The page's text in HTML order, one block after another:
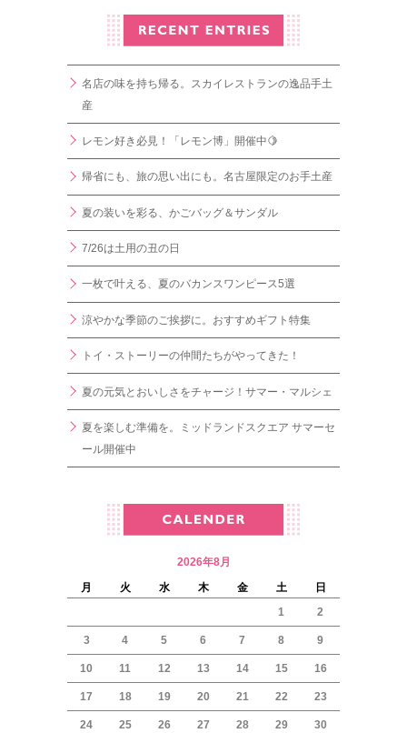
名店の味を持ち帰る。スカイレストランの逸品手土
産
レモン好き必見！「レモン博」開催中🍋
帰省にも、旅の思い出にも。名古屋限定のお手土産
夏の装いを彩る、かごバッグ＆サンダル
7/26は土用の丑の日
一枚で叶える、夏のバカンスワンピース5選
涼やかな季節のご挨拶に。おすすめギフト特集
トイ・ストーリーの仲間たちがやってきた！
夏の元気とおいしさをチャージ！サマー・マルシェ
夏を楽しむ準備を。ミッドランドスクエア サマーセ
ール開催中
2026年8月
月
火 水 木 金 土
日
1
2
3 4 5 6 7 8 9
10 11 12 13 14 15 16
17 18 19 20 21 22 23
24 25 26 27 28 29 30